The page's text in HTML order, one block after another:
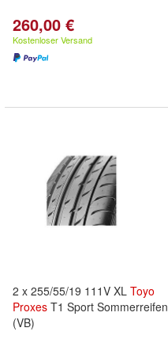
260,00 €
Kostenloser Versand
2 x 255/55/19 111V XL Toyo
Proxes T1 Sport Sommerreifen
(VB)